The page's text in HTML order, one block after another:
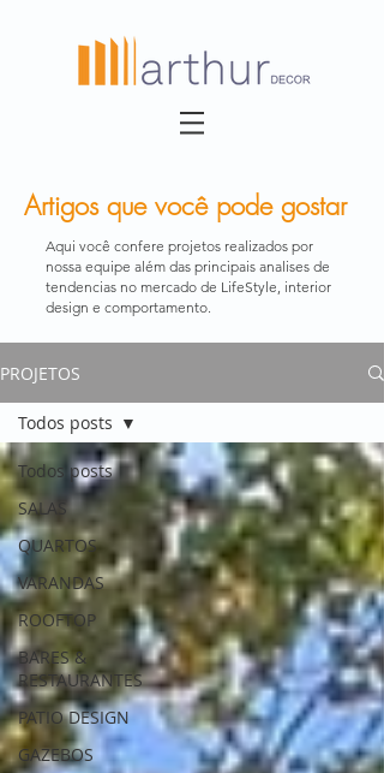
Artigos que você pode gostar
Aqui você confere projetos realizados por
nossa equipe além das principais analises de
tendencias no mercado de LifeStyle, interior
design e comportamento.
PROJETOS
Todos posts
SALAS
QUARTOS
VARANDAS
ROOFTOP
BARES &
RESTAURANTES
PATIO DESIGN
GAZEBOS
Todos posts